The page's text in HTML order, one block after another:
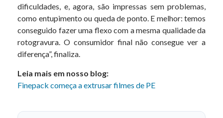
dificuldades, e, agora, são impressas sem problemas,
como entupimento ou queda de ponto. E melhor: temos
conseguido fazer uma flexo com a mesma qualidade da
rotogravura. O consumidor final não consegue ver a
diferença”, finaliza.
Leia mais em nosso blog:
Finepack começa a extrusar filmes de PE